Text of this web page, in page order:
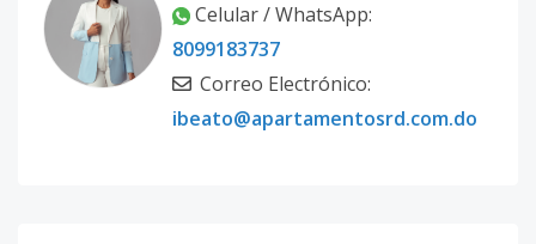
Celular / WhatsApp:
8099183737
Correo Electrónico:
ibeato@apartamentosrd.com.do